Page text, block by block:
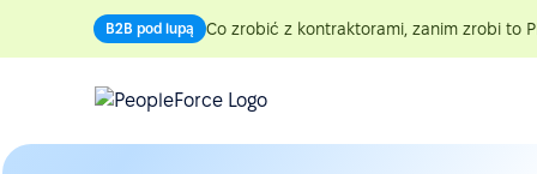
B2B pod lupą Co zrobić z kontraktorami, zanim zrobi to